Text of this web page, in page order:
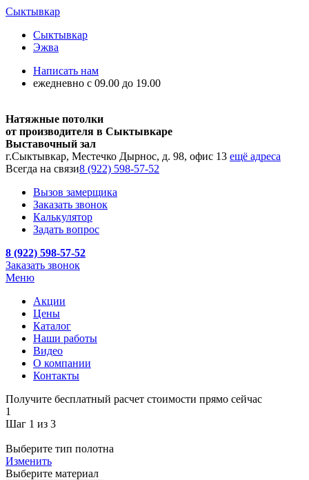
Сыктывкар
Сыктывкар
Эжва
Написать нам
ежедневно с 09.00 до 19.00
Натяжные потолки
от производителя в Сыктывкаре
Выставочный зал
г.Сыктывкар, Местечко Дырнос, д. 98, офис 13 ещё адреса
Всегда на связи8 (922) 598-57-52
Вызов замерщика
Заказать звонок
Калькулятор
Задать вопрос
8 (922) 598-57-52
Заказать звонок
Меню
Акции
Цены
Каталог
Наши работы
Видео
О компании
Контакты
Получите бесплатный расчет стоимости прямо сейчас
1
Шаг 1 из 3
Выберите тип полотна
Изменить
Выберите материал